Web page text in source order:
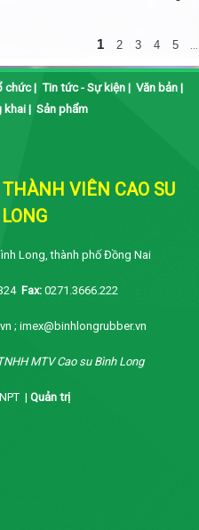
1 2 3 4 5 ...
chức| Tin tức - Sự kiện| Văn bản|
khai| Sản phẩm
VIÊN CAO SU
Long, thành phố Đồng Nai
Fax: 0271.3666.222
; imex@binhlongrubber.vn
MTV Cao su Bình Long
| Quản trị